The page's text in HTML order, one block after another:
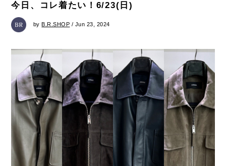
今日、コレ着たい！6/23(日)
by B.R.SHOP / Jun 23, 2024